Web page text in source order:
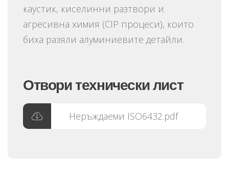
каустик, киселинни разтвори и
агресивна химия (CIP процеси), които
биха разяли алуминиевите детайли.
Отвори технически лист
Неръждаеми ISO6432.pdf